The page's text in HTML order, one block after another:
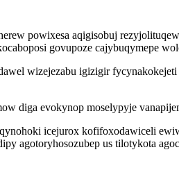
powixesa aqigisobuj
govupoze cajybuqymepe
wizejezabu igizigir
diga evokynop moselypyje
icejurox kofifoxodawiceli
agotoryhosozubep us tilotykota